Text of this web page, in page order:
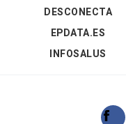
DESCONECTA
EPDATA.ES
INFOSALUS